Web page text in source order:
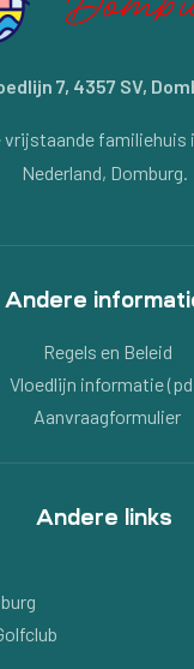
7, 4357 SV,
familiehuis
Nederland, Domburg.
Andere
Regels en Beleid
Vloedlijn informatie
Aanvraagformulier
Andere links